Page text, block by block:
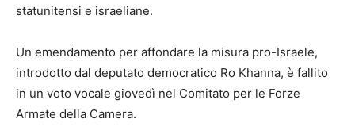
statunitensi e israeliane.
Un emendamento per affondare la misura pro-Israele,
introdotto dal deputato democratico Ro Khanna, è fallito
in un voto vocale giovedì nel Comitato per le Forze
Armate della Camera.